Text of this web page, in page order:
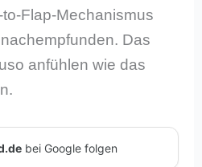
Flap-Mechanismus
Das
anfühlen wie das
bei Google folgen